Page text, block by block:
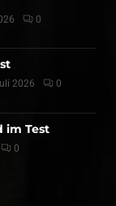
0
2026 0
im Test
0